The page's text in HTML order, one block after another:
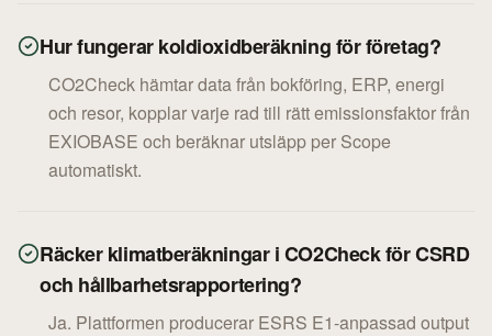
Hur fungerar koldioxidberäkning för företag?
CO2Check hämtar data från bokföring, ERP, energi
och resor, kopplar varje rad till rätt emissionsfaktor från
EXIOBASE och beräknar utsläpp per Scope
automatiskt.
Räcker klimatberäkningar i CO2Check för CSRD
och hållbarhetsrapportering?
Ja. Plattformen producerar ESRS E1-anpassad output